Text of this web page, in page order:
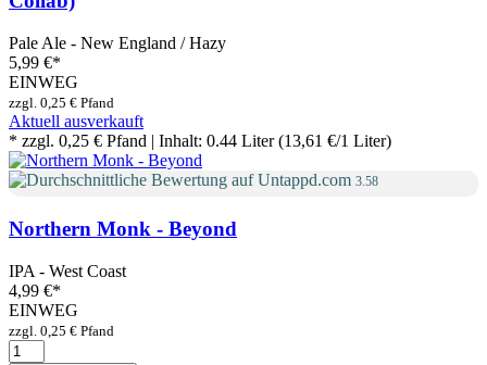
Pale Ale - New England / Hazy
5,99 €*
EINWEG
zzgl. 0,25 € Pfand
Aktuell ausverkauft
* zzgl. 0,25 € Pfand | Inhalt: 0.44 Liter (13,61 €/1 Liter)
3.58
Northern Monk - Beyond
IPA - West Coast
4,99 €*
EINWEG
zzgl. 0,25 € Pfand